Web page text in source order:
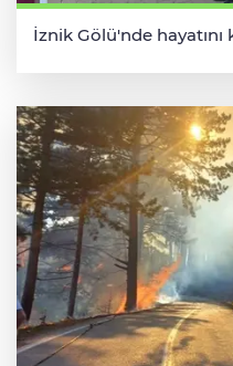
İznik Gölü'nde